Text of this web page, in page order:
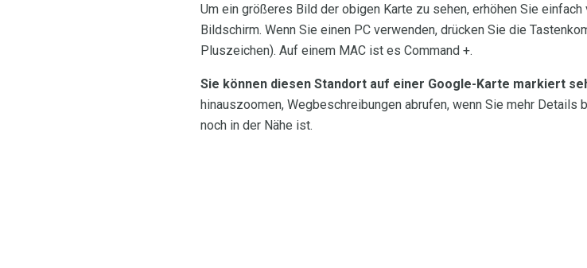
Um ein größeres Bild der obigen Karte zu sehen, erhöhen Sie
Bildschirm. Wenn Sie einen PC verwenden, drücken Sie die
Pluszeichen). Auf einem MAC ist es Command +.
Sie können diesen Standort auf einer Google-Karte markiert
hinauszoomen, Wegbeschreibungen abrufen, wenn Sie mehr
noch in der Nähe ist.